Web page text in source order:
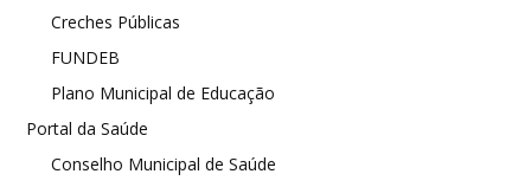
Creches Públicas
FUNDEB
Plano Municipal de Educação
Portal da Saúde
Conselho Municipal de Saúde